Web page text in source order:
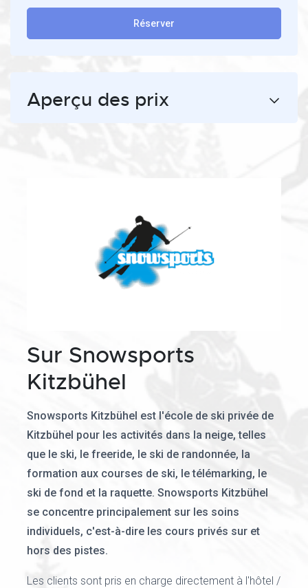
Réserver
Aperçu des prix
Sur Snowsports
Kitzbühel
Snowsports Kitzbühel est l'école de ski privée de
Kitzbühel pour les activités dans la neige, telles
que le ski, le freeride, le ski de randonnée, la
formation aux courses de ski, le télémarking, le
ski de fond et la raquette. Snowsports Kitzbühel
se concentre principalement sur les soins
individuels, c'est-à-dire les cours privés sur et
hors des pistes.
Les clients sont pris en charge directement à l'hôtel /